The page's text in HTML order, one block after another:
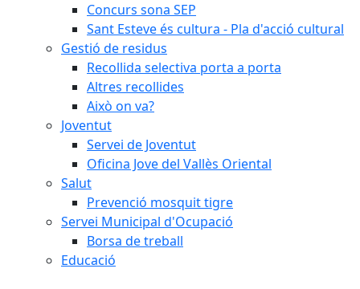
Concurs sona SEP
Sant Esteve és cultura - Pla d'acció cultural
Gestió de residus
Recollida selectiva porta a porta
Altres recollides
Això on va?
Joventut
Servei de Joventut
Oficina Jove del Vallès Oriental
Salut
Prevenció mosquit tigre
Servei Municipal d'Ocupació
Borsa de treball
Educació